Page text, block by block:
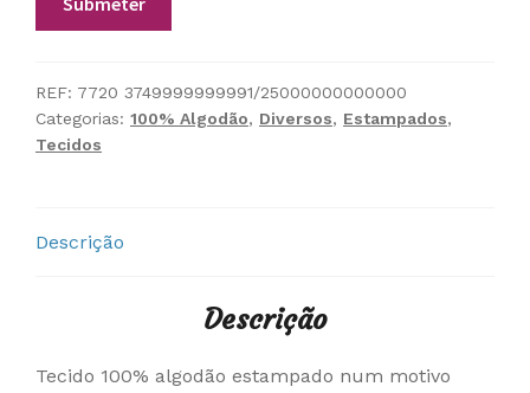
REF: 7720 3749999999991/25000000000000
Categorias: 100% Algodão, Diversos, Estampados,
Tecidos
Descrição
Descrição
Tecido 100% algodão estampado num motivo